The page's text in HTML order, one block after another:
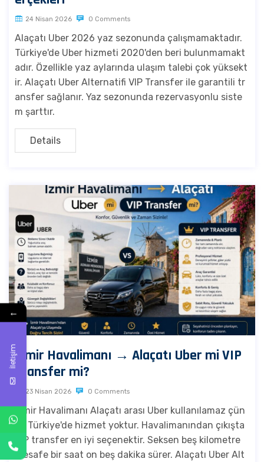
24 Nisan 2026 0 Comments
Alaçatı Uber 2026 yaz sezonunda çalışmamaktadır.
Türkiye'de Uber hizmeti 2020'den beri bulunmamakt
adır. Özellikle yaz aylarında ulaşım talebi çok yüksekt
ir. Alaçatı Uber Alternatifi VIP Transfer ile garantili tr
ansfer sağlanır. Yaz sezonunda rezervasyonlu siste
m şarttır.
Details
İzmir Havalimanı → Alaçatı Uber mi VIP
Transfer mi?
23 Nisan 2026 0 Comments
İzmir Havalimanı Alaçatı arası Uber kullanılamaz çün
kü Türkiye'de hizmet yoktur. Havalimanından çıkışta
VIP transfer en iyi seçenektir. Seksen beş kilometre
mesafe bir saat on beş dakika sürer. Alaçatı Uber Alt
←
İletişim